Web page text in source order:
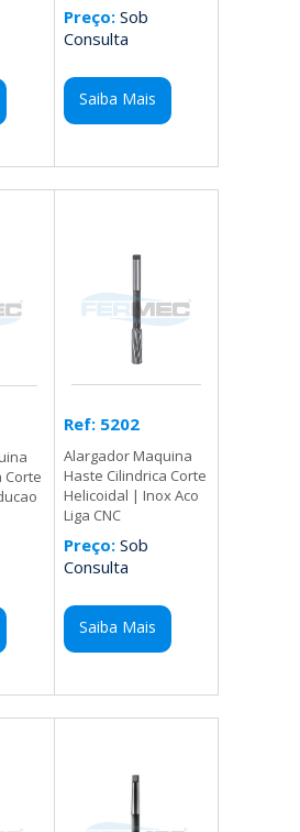
Preço:Sob
Consulta
Saiba Mais
Corte
Ref: 5202
Alargador Maquina
Haste Cilindrica Corte
Helicoidal | Inox Aco
Liga CNC
Preço:Sob
Consulta
Saiba Mais